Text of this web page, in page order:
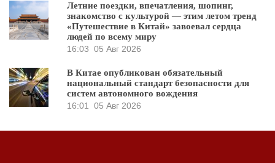
Летние поездки, впечатления, шопинг,
знакомство с культурой — этим летом тренд
«Путешествие в Китай» завоевал сердца
людей по всему миру
16:03 05 Авг 2026
В Китае опубликован обязательный
национальный стандарт безопасности для
систем автономного вождения
16:01 05 Авг 2026